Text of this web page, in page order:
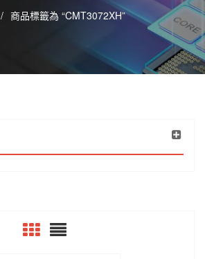
/ 商品標籤為 “CMT3072XH”